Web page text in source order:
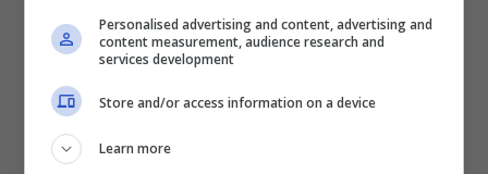
Personalised advertising and content, advertising and
content measurement, audience research and
services development
Store and/or access information on a device
Learn more